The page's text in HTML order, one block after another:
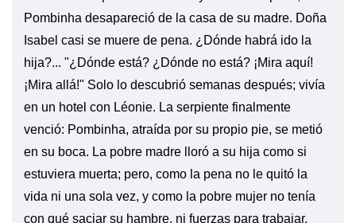
Pombinha desapareció de la casa de su madre. Doña
Isabel casi se muere de pena. ¿Dónde habrá ido la
hija?... "¿Dónde está? ¿Dónde no está? ¡Mira aquí!
¡Mira allá!" Solo lo descubrió semanas después; vivía
en un hotel con Léonie. La serpiente finalmente
venció: Pombinha, atraída por su propio pie, se metió
en su boca. La pobre madre lloró a su hija como si
estuviera muerta; pero, como la pena no le quitó la
vida ni una sola vez, y como la pobre mujer no tenía
con qué saciar su hambre, ni fuerzas para trabajar,